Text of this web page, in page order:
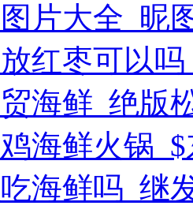
片大全_昵
红枣可以
海鲜_绝版
海鲜火锅
海鲜吗_继